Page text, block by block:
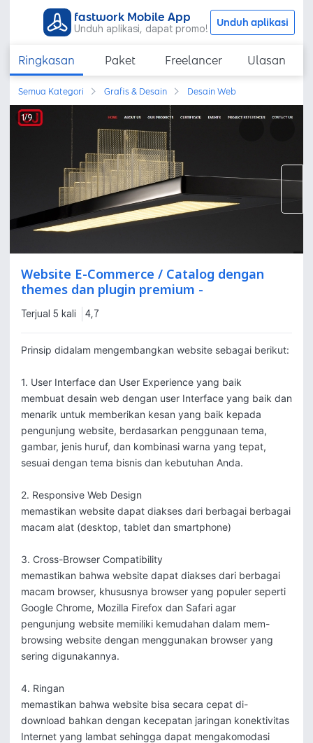
fastwork Mobile App
Unduh aplikasi, dapat promo! Unduh aplikasi
Ringkasan Paket Freelancer Ulasan
Semua Kategori Grafis & Desain Desain Web
1/9
Website E-Commerce / Catalog dengan
themes dan plugin premium -
Terjual 5 kali 4,7
Prinsip didalam mengembangkan website sebagai berikut:
1. User Interface dan User Experience yang baik
membuat desain web dengan user Interface yang baik dan
menarik untuk memberikan kesan yang baik kepada
pengunjung website, berdasarkan penggunaan tema,
gambar, jenis huruf, dan kombinasi warna yang tepat,
sesuai dengan tema bisnis dan kebutuhan Anda.
2. Responsive Web Design
memastikan website dapat diakses dari berbagai berbagai
macam alat (desktop, tablet dan smartphone)
3. Cross-Browser Compatibility
memastikan bahwa website dapat diakses dari berbagai
macam browser, khususnya browser yang populer seperti
Google Chrome, Mozilla Firefox dan Safari agar
pengunjung website memiliki kemudahan dalam mem-
browsing website dengan menggunakan browser yang
sering digunakannya.
4. Ringan
memastikan bahwa website bisa secara cepat di-
download bahkan dengan kecepatan jaringan konektivitas
Internet yang lambat sehingga dapat mengakomodasi